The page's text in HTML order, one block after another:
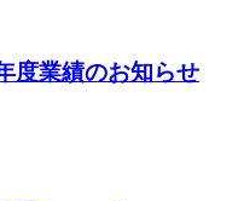
度業績のお知らせ